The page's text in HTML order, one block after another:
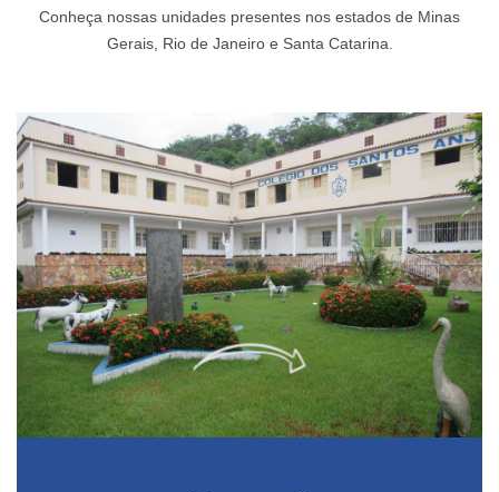
Conheça nossas unidades presentes nos estados de Minas
Gerais, Rio de Janeiro e Santa Catarina.